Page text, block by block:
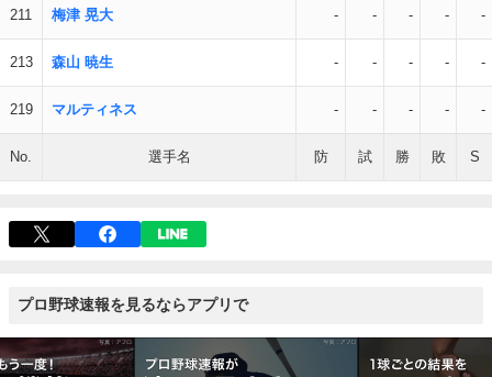
211 梅津 晃大 - - - - -
213 森山 暁生 - - - - -
219 マルティネス - - - - -
No. 選手名 防 試 勝 敗 S
プロ野球速報を見るならアプリで